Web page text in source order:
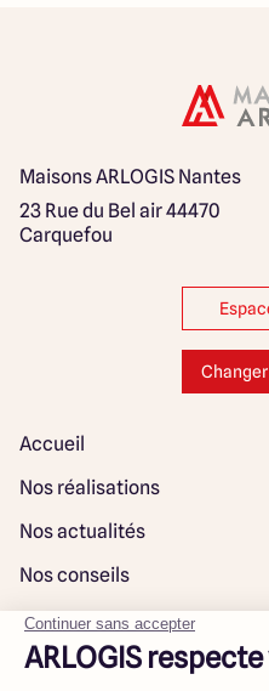
Maisons ARLOGIS Nantes
23 Rue du Bel air44470
Carquefou
Accueil
Nos réalisations
Nos actualités
Nos conseils
Rejoindre notre réseau